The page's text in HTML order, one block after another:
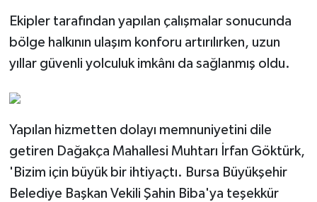
Ekipler tarafından yapılan çalışmalar sonucunda
bölge halkının ulaşım konforu artırılırken, uzun
yıllar güvenli yolculuk imkânı da sağlanmış oldu.
Yapılan hizmetten dolayı memnuniyetini dile
getiren Dağakça Mahallesi Muhtarı İrfan Göktürk,
'Bizim için büyük bir ihtiyaçtı. Bursa Büyükşehir
Belediye Başkan Vekili Şahin Biba'ya teşekkür